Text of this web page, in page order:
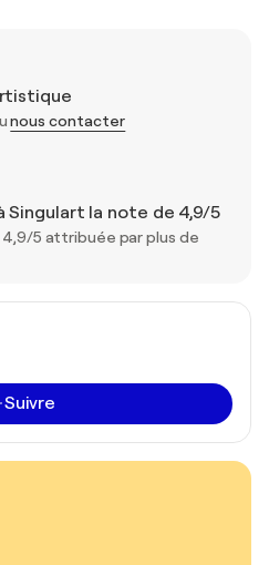
nous contacter
la note de 4,9/5
5 attribuée par plus de
Suivre